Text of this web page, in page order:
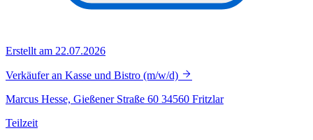
Erstellt am 22.07.2026
Verkäufer an Kasse und Bistro (m/w/d)
Marcus Hesse, Gießener Straße 60 34560 Fritzlar
Teilzeit